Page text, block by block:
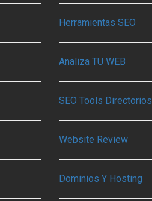
Herramientas SEO
Analiza TU WEB
SEO Tools Directorios
Website Review
Dominios Y Hosting